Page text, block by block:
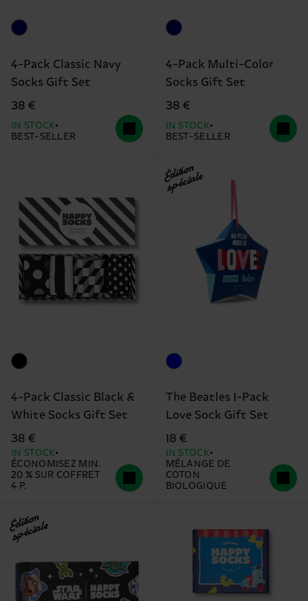
4-Pack Classic Navy
Socks Gift Set
38 €
IN STOCK
BEST-SELLER
4-Pack Multi-Color
Socks Gift Set
38 €
IN STOCK
BEST-SELLER
4-Pack Classic Black &
White Socks Gift Set
38 €
IN STOCK
ÉCONOMISEZ MIN.
20 % SUR COFFRET
4 P.
Édition
spéciale
The Beatles 1-Pack
Love Sock Gift Set
18 €
IN STOCK
MÉLANGE DE
COTON
BIOLOGIQUE
Édition
spéciale